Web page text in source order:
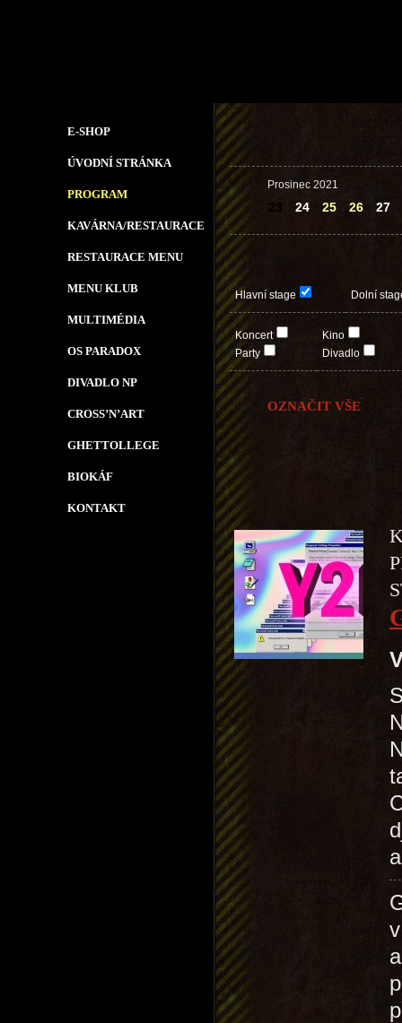
E-SHOP
ÚVODNÍ STRÁNKA
PROGRAM
KAVÁRNA/RESTAURACE
RESTAURACE MENU
MENU KLUB
MULTIMÉDIA
OS PARADOX
DIVADLO NP
CROSS’N’ART
GHETTOLLEGE
BIOKÁF
KONTAKT
Prosinec 2021
23 24 25 26 27
Hlavní stage Dolní
Koncert
Party
Kino
Divadlo
OZNAČIT VŠE